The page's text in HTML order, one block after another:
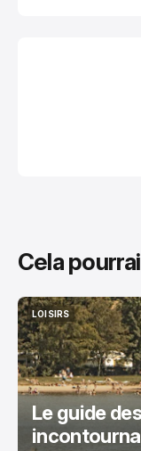
Cela
LOISIRS
LOISIRS
Le guide